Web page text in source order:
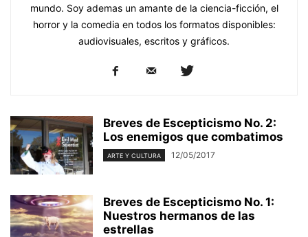
mundo. Soy ademas un amante de la ciencia-ficción, el
horror y la comedia en todos los formatos disponibles:
audiovisuales, escritos y gráficos.
Breves de Escepticismo No. 2:
Los enemigos que combatimos
ARTE Y CULTURA 12/05/2017
Breves de Escepticismo No. 1:
Nuestros hermanos de las
estrellas